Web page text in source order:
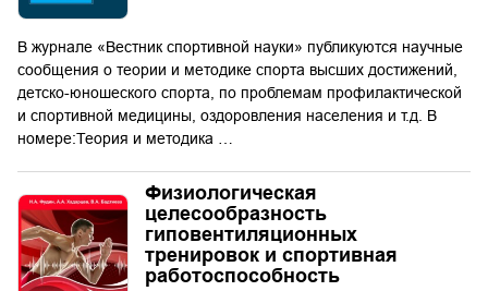
В журнале «Вестник спортивной науки» публикуются научные
сообщения о теории и методике спорта высших достижений,
детско-юношеского спорта, по проблемам профилактической
и спортивной медицины, оздоровления населения и т.д. В
номере:Теория и методика …
Физиологическая
целесообразность
гиповентиляционных
тренировок и спортивная
работоспособность